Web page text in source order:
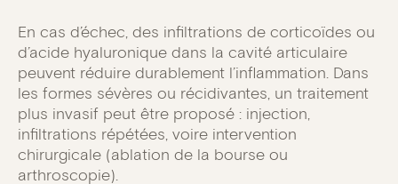
En cas d’échec, des infiltrations de corticoïdes ou
d’acide hyaluronique dans la cavité articulaire
peuvent réduire durablement l’inflammation. Dans
les formes sévères ou récidivantes, un traitement
plus invasif peut être proposé : injection,
infiltrations répétées, voire intervention
chirurgicale (ablation de la bourse ou
arthroscopie).